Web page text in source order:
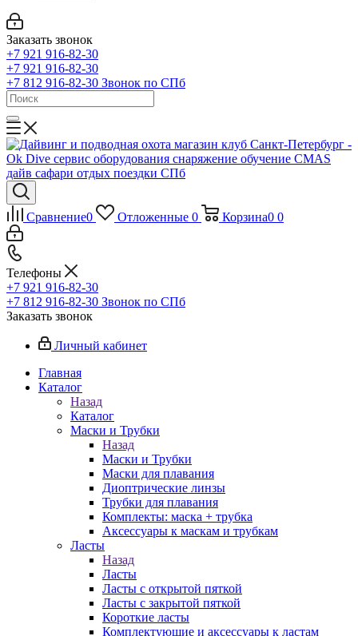
Заказать звонок
+7 921 916-82-30
+7 921 916-82-30
+7 812 916-82-30 Звонок по СПб
Сравнение0 Отложенные 0 Корзина0 0
Телефоны
+7 921 916-82-30
+7 812 916-82-30 Звонок по СПб
Заказать звонок
Личный кабинет
Главная
Каталог
Назад
Каталог
Маски и Трубки
Назад
Маски и Трубки
Маски для плавания
Диоптрические линзы
Трубки для плавания
Комплекты: маска + трубка
Аксессуары к маскам и трубкам
Ласты
Назад
Ласты
Ласты с открытой пяткой
Ласты с закрытой пяткой
Короткие ласты
Комплектующие и аксессуары к ластам